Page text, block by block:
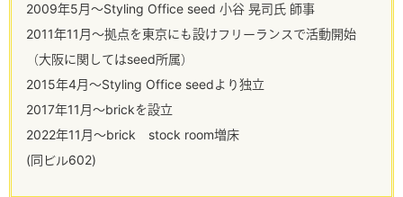
2009年5月～Styling Office seed 小谷 晃司氏 師事
2011年11月～拠点を東京にも設けフリーランスで活動開始
（大阪に関してはseed所属）
2015年4月～Styling Office seedより独立
2017年11月～brickを設立
2022年11月～brick stock room増床
(同ビル602)